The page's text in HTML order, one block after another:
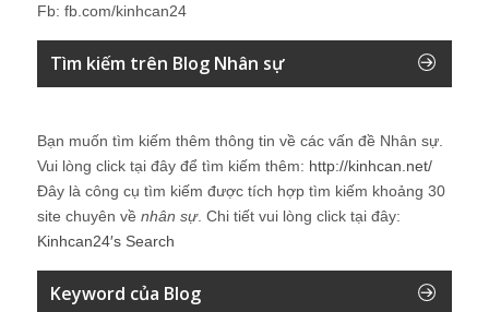
Fb: fb.com/kinhcan24
Tìm kiếm trên Blog Nhân sự
Bạn muốn tìm kiếm thêm thông tin về các vấn đề Nhân sự
Vui lòng click tại đây để tìm kiếm thêm: http://kinhcan.net/
Đây là công cụ tìm kiếm được tích hợp tìm kiếm khoảng 30
site chuyên về nhân sự. Chi tiết vui lòng click tại đây:
Kinhcan24′s Search
Keyword của Blog